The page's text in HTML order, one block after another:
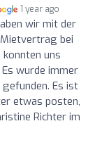
1 year ago
wir mit der
bei
uns
wurde immer
Es ist
etwas posten,
Richter im